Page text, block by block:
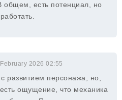
общем, есть потенциал, но
2026 02:55
развитием персонажа, но,
ощущение, что механика